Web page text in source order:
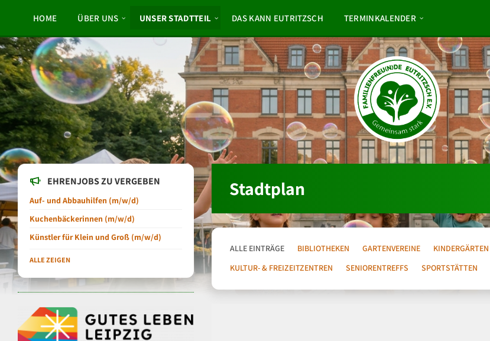
sidebar
HOME ÜBER UNS UNSER STADTTEIL DAS KANN EUTRITZSCH TERMINKALENDER
Stadtplan
ALLE EINTRÄGE BIBLIOTHEKEN GARTENVEREINE KINDERGÄRTEN
KULTUR- & FREIZEITZENTREN
SENIORENTREFFS SPORTSTÄTTEN
EHRENJOBS ZU VERGEBEN
Auf- und Abbauhilfen (m/w/d)
Kuchenbäckerinnen (m/w/d)
Künstler für Klein und Groß (m/w/d)
ALLE ZEIGEN